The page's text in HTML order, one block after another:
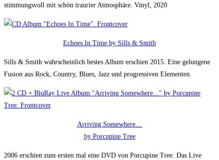
stimmungsvoll mit schön traurier Atmosphäre. Vinyl, 2020
Echoes In Time by Sills & Smith
Sills & Smith wahrscheinlich bestes Album erschien 2015. Eine gelungene
Fusion aus Rock, Country, Blues, Jazz und progressiven Elementen.
Arriving Somewhere…
by Porcupine Tree
2006 erschien zum ersten mal eine DVD von Porcupine Tree. Das Live